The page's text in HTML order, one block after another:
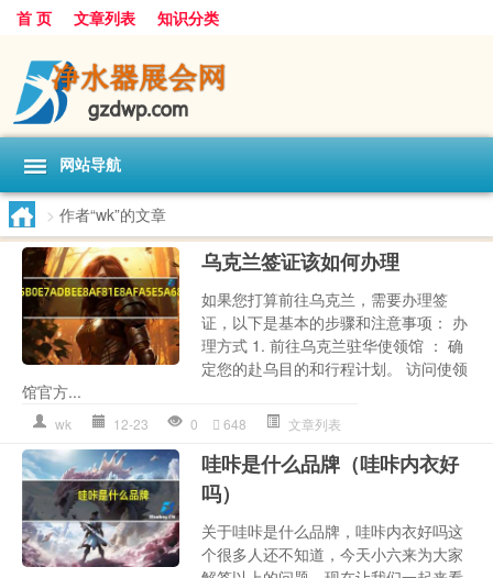
首 页 文章列表 知识分类
网站导航
> 作者“wk”的文章
乌克兰签证该如何办理
如果您打算前往乌克兰，需要办理签
证，以下是基本的步骤和注意事项： 办
理方式 1. 前往乌克兰驻华使领馆 ： 确
定您的赴乌目的和行程计划。 访问使领
馆官方...
wk 12-23 0 648 文章列表
哇咔是什么品牌（哇咔内衣好
吗）
关于哇咔是什么品牌，哇咔内衣好吗这
个很多人还不知道，今天小六来为大家